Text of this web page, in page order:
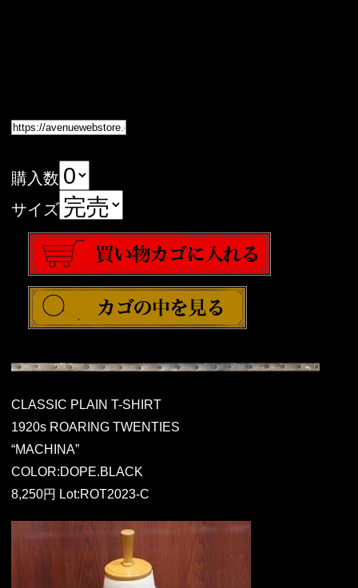
購入数
サイズ
CLASSIC PLAIN T-SHIRT
1920s ROARING TWENTIES
“MACHINA”
COLOR:DOPE.BLACK
8,250円 Lot:ROT2023-C